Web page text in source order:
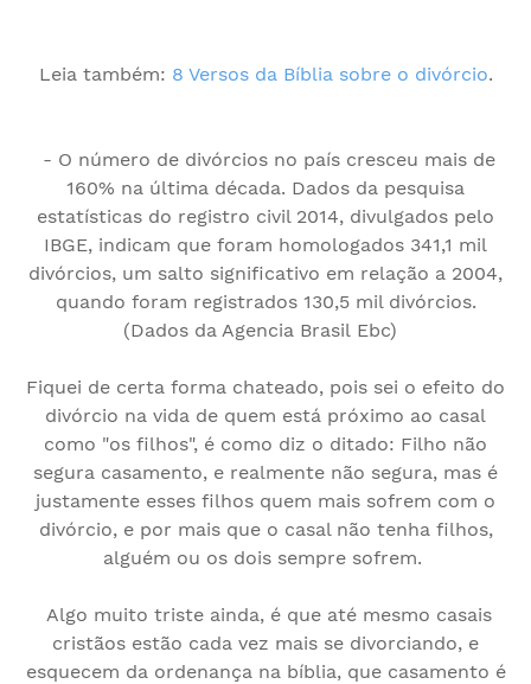
Leia também: 8 Versos da Bíblia sobre o divórcio.
- O número de divórcios no país cresceu mais de
160% na última década. Dados da pesquisa
estatísticas do registro civil 2014, divulgados pelo
IBGE, indicam que foram homologados 341,1 mil
divórcios, um salto significativo em relação a 2004,
quando foram registrados 130,5 mil divórcios.
(Dados da Agencia Brasil Ebc)
Fiquei de certa forma chateado, pois sei o efeito do
divórcio na vida de quem está próximo ao casal
como "os filhos", é como diz o ditado: Filho não
segura casamento, e realmente não segura, mas é
justamente esses filhos quem mais sofrem com o
divórcio, e por mais que o casal não tenha filhos,
alguém ou os dois sempre sofrem.
Algo muito triste ainda, é que até mesmo casais
cristãos estão cada vez mais se divorciando, e
esquecem da ordenança na bíblia, que casamento é